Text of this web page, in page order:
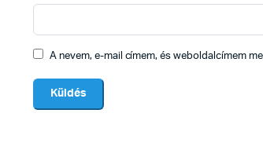
A nevem, e-mail címem, és weboldalcímem